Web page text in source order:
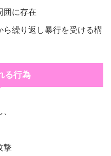
囲に存在
繰り返し暴行を受ける構
る行為
撃